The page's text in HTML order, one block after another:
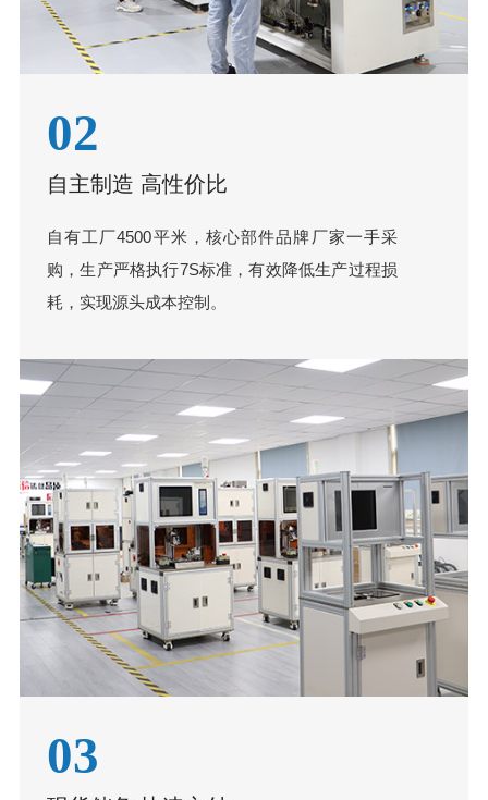
02
自主制造 高性价比
自有工厂4500平米，核心部件品牌厂家一手采
购，生产严格执行7S标准，有效降低生产过程损
耗，实现源头成本控制。
03